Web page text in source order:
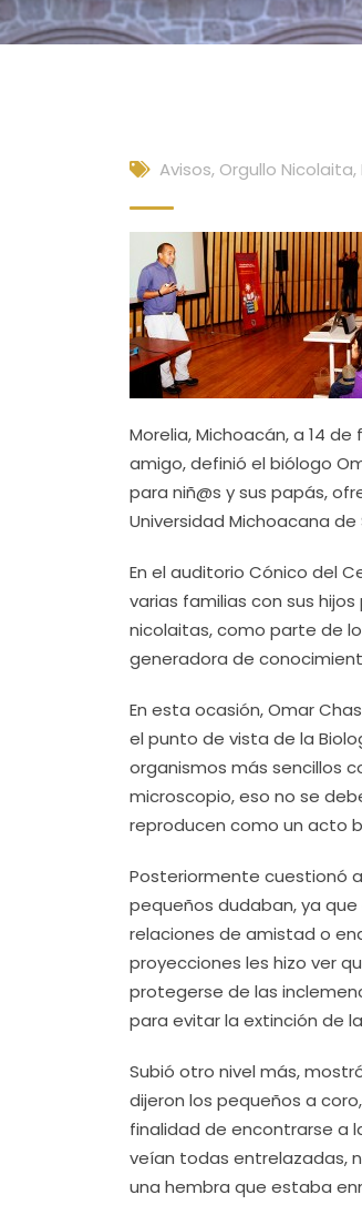
Avisos, Orgullo Nicolaita,
Morelia, Michoacán, a 14
amigo, definió el biólogo
para niñ@s y sus papás,
Universidad Michoacana de
En el auditorio Cónico del
varias familias con sus
nicolaitas, como parte de
generadora de
En esta ocasión, Omar
el punto de vista de la
organismos más sencillos
microscopio, eso no se
reproducen como un acto
Posteriormente cuestionó
pequeños dudaban, ya
relaciones de amistad o
proyecciones les hizo ver
protegerse de las
para evitar la extinción de
Subió otro nivel más,
dijeron los pequeños a
finalidad de encontrarse a
veían todas entrelazadas,
una hembra que estaba